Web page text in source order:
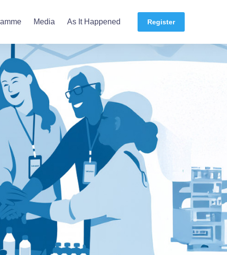
Media As It Happened Register